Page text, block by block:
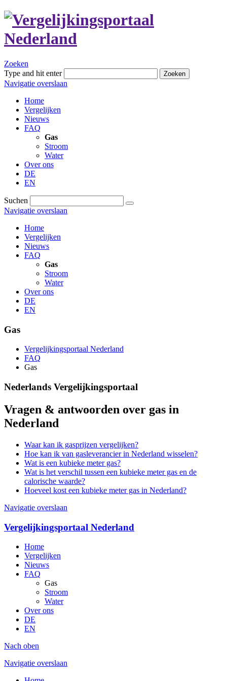
Zoeken
Type and hit enter
Zoeken
Navigatie overslaan
Home
Vergelijken
Nieuws
FAQ
Gas
Stroom
Water
Over ons
DE
EN
Suchen
Navigatie overslaan
Home
Vergelijken
Nieuws
FAQ
Gas
Stroom
Water
Over ons
DE
EN
Gas
Vergelijkingsportaal Nederland
FAQ
Gas
Nederlands Vergelijkingsportaal
Vragen & antwoorden over gas in
Nederland
Waar kan ik gasprijzen vergelijken?
Hoe kan ik van gasleverancier in Nederland wisselen?
Wat is een kubieke meter gas?
Wat is het verschil tussen een kubieke meter gas en de
calorische waarde?
Hoeveel kost een kubieke meter gas in Nederland?
Navigatie overslaan
Vergelijkingsportaal Nederland
Home
Vergelijken
Nieuws
FAQ
Gas
Stroom
Water
Over ons
DE
EN
Nach oben
Navigatie overslaan